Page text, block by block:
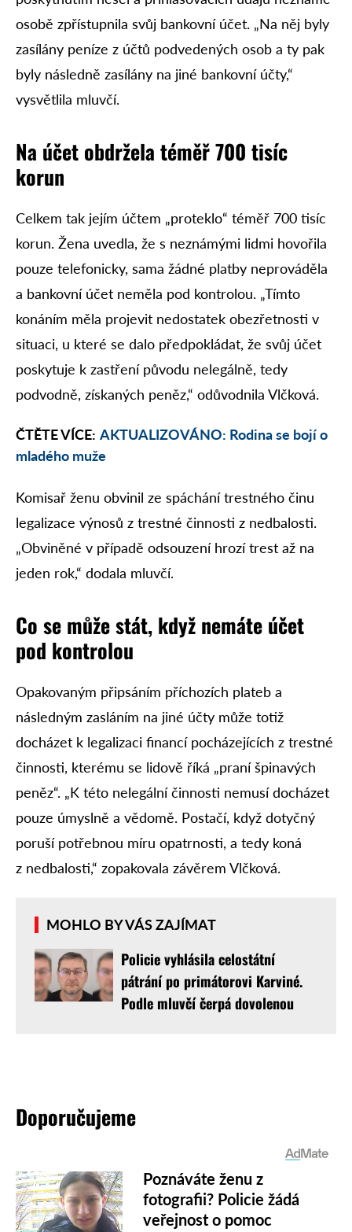
osobě zpřístupnila svůj bankovní účet. „Na něj byly
zasílány peníze z účtů podvedených osob a ty pak
byly následně zasílány na jiné bankovní účty,“
vysvětlila mluvčí.
Na účet obdržela téměř 700 tisíc
korun
Celkem tak jejím účtem „proteklo“ téměř 700 tisíc
korun. Žena uvedla, že s neznámými lidmi hovořila
pouze telefonicky, sama žádné platby neprováděla
a bankovní účet neměla pod kontrolou. „Tímto
konáním měla projevit nedostatek obezřetnosti v
situaci, u které se dalo předpokládat, že svůj účet
poskytuje k zastření původu nelegálně, tedy
podvodně, získaných peněz,“ odůvodnila Vlčková.
ČTĚTE VÍCE: AKTUALIZOVÁNO: Rodina se bojí o
mladého muže
Komisař ženu obvinil ze spáchání trestného činu
legalizace výnosů z trestné činnosti z nedbalosti.
„Obviněné v případě odsouzení hrozí trest až na
jeden rok,“ dodala mluvčí.
Co se může stát, když nemáte účet
pod kontrolou
Opakovaným připsáním příchozích plateb a
následným zasláním na jiné účty může totiž
docházet k legalizaci financí pocházejících z trestné
činnosti, kterému se lidově říká „praní špinavých
peněz“. „K této nelegální činnosti nemusí docházet
pouze úmyslně a vědomě. Postačí, když dotyčný
poruší potřebnou míru opatrnosti, a tedy koná
z nedbalosti,“ zopakovala závěrem Vlčková.
MOHLO BY VÁS ZAJÍMAT
Policie vyhlásila celostátní
pátrání po primátorovi Karviné.
Podle mluvčí čerpá dovolenou
Doporučujeme